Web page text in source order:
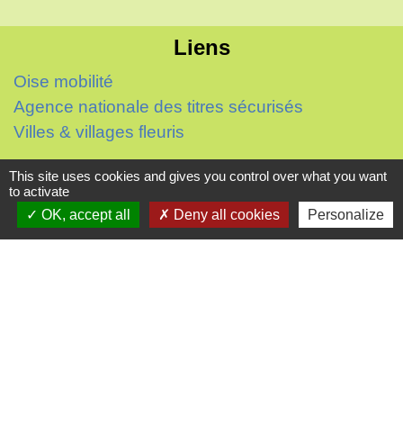
Liens
Oise mobilité
Agence nationale des titres sécurisés
Villes & villages fleuris
Partenaires institutionnels
Département de l'Oise
This site uses cookies and gives you control over what you want
to activate
OK, accept all
Deny all cookies Personalize